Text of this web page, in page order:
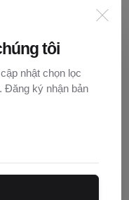
hỗ trợ, tá...
tôi
nhật chọn lọc
Đăng ký nhận bản